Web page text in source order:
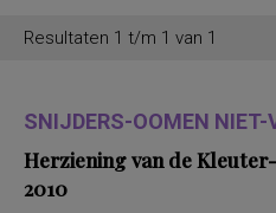
Resultaten 1 t/m 1 van 1
SNIJDERS-OOMEN
Herziening van de
2010